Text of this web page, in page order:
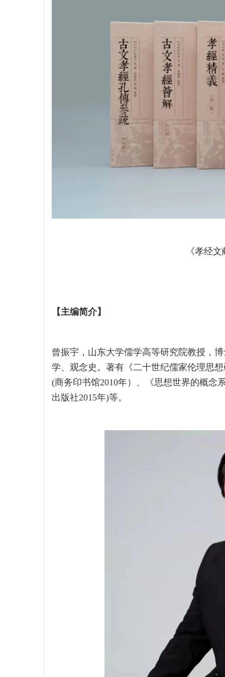
《孝经
【主编简介】
曾振宇，山东大学儒学高等研究院教授，
学、观念史。著有《二十世纪儒家伦理思
(商务印书馆2010年）、《思想世界的概念
出版社2015年)等。